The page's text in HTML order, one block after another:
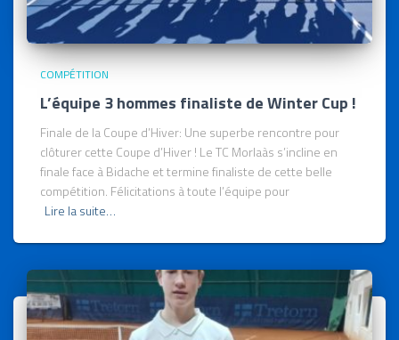
COMPÉTITION
L’équipe 3 hommes finaliste de Winter Cup !
Finale de la Coupe d’Hiver: Une superbe rencontre pour
clôturer cette Coupe d’Hiver ! Le TC Morlaàs s’incline en
finale face à Bidache et termine finaliste de cette belle
compétition. Félicitations à toute l’équipe pour
Lire la suite…